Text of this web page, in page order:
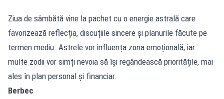
Ziua de sâmbătă vine la pachet cu o energie astrală care
favorizează reflecția, discuțiile sincere și planurile făcute pe
termen mediu. Astrele vor influența zona emoțională, iar
multe zodii vor simți nevoia să își regândească prioritățile, mai
ales în plan personal și financiar.
Berbec